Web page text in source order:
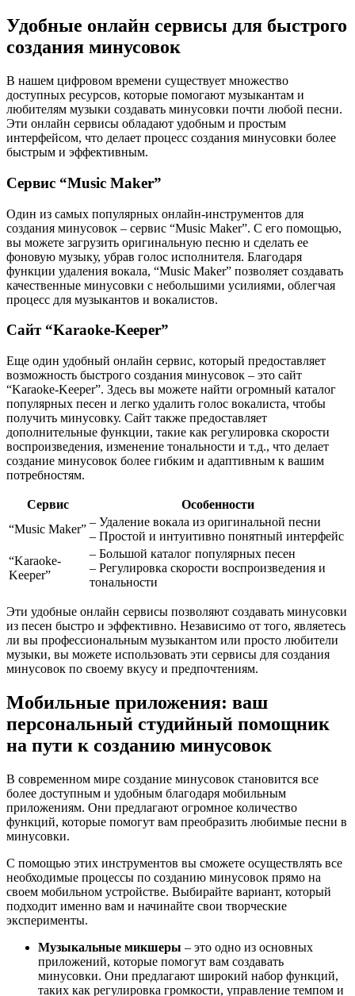
Удобные онлайн сервисы для быстрого
создания минусовок
В нашем цифровом времени существует множество
доступных ресурсов, которые помогают музыкантам и
любителям музыки создавать минусовки почти любой песни.
Эти онлайн сервисы обладают удобным и простым
интерфейсом, что делает процесс создания минусовки более
быстрым и эффективным.
Сервис “Music Maker”
Один из самых популярных онлайн-инструментов для
создания минусовок – сервис “Music Maker”. С его помощью,
вы можете загрузить оригинальную песню и сделать ее
фоновую музыку, убрав голос исполнителя. Благодаря
функции удаления вокала, “Music Maker” позволяет создавать
качественные минусовки с небольшими усилиями, облегчая
процесс для музыкантов и вокалистов.
Сайт “Karaoke-Keeper”
Еще один удобный онлайн сервис, который предоставляет
возможность быстрого создания минусовок – это сайт
“Karaoke-Keeper”. Здесь вы можете найти огромный каталог
популярных песен и легко удалить голос вокалиста, чтобы
получить минусовку. Сайт также предоставляет
дополнительные функции, такие как регулировка скорости
воспроизведения, изменение тональности и т.д., что делает
создание минусовок более гибким и адаптивным к вашим
потребностям.
Сервис
Особенности
“Music Maker”
– Удаление вокала из оригинальной песни
– Простой и интуитивно понятный интерфейс
“Karaoke-
Keeper”
– Большой каталог популярных песен
– Регулировка скорости воспроизведения и
тональности
Эти удобные онлайн сервисы позволяют создавать минусовки
из песен быстро и эффективно. Независимо от того, являетесь
ли вы профессиональным музыкантом или просто любители
музыки, вы можете использовать эти сервисы для создания
минусовок по своему вкусу и предпочтениям.
Мобильные приложения: ваш
персональный студийный помощник
на пути к созданию минусовок
В современном мире создание минусовок становится все
более доступным и удобным благодаря мобильным
приложениям. Они предлагают огромное количество
функций, которые помогут вам преобразить любимые песни в
минусовки.
С помощью этих инструментов вы сможете осуществлять все
необходимые процессы по созданию минусовок прямо на
своем мобильном устройстве. Выбирайте вариант, который
подходит именно вам и начинайте свои творческие
эксперименты.
Музыкальные микшеры – это одно из основных
приложений, которые помогут вам создавать
минусовки. Они предлагают широкий набор функций,
таких как регулировка громкости, управление темпом и